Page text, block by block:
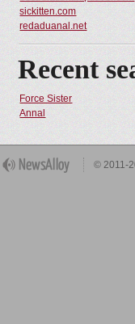
sickitten.com
redaduanal.net
Recent
Force Sister
Annal
© 2011-